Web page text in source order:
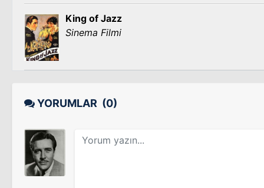
King of Jazz
Sinema Filmi
YORUMLAR (0)